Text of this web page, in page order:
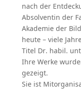
nach der
Absolventin der
Akademie der
heute – viele
Titel Dr. habil.
Ihre Werke
gezeigt.
Sie ist